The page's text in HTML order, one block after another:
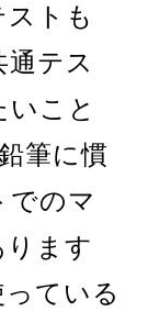
トも
テス
いこと
筆に慣
でのマ
ます
ている